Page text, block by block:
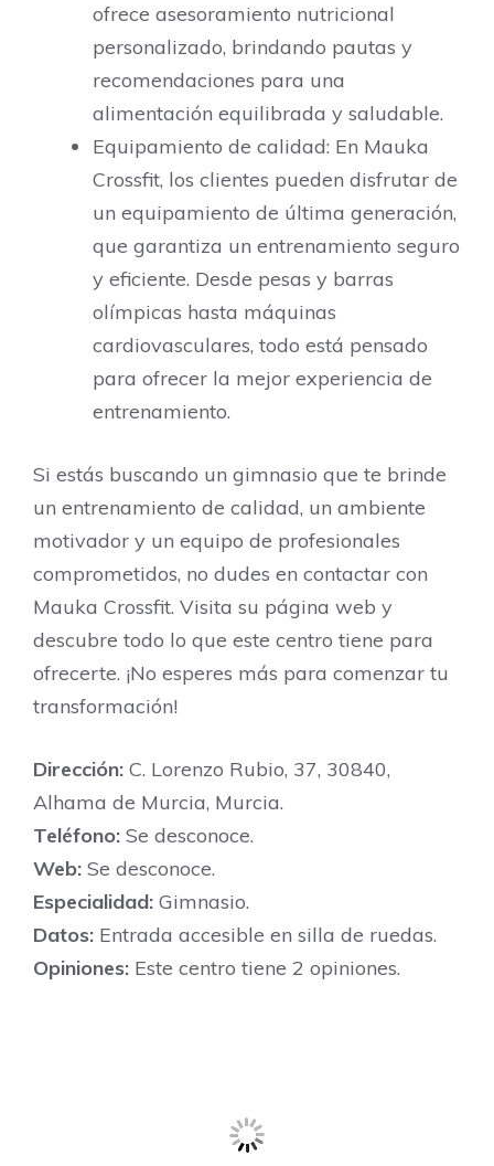
ofrece asesoramiento nutricional
personalizado, brindando pautas y
recomendaciones para una
alimentación equilibrada y saludable.
Equipamiento de calidad: En Mauka
Crossfit, los clientes pueden disfrutar de
un equipamiento de última generación,
que garantiza un entrenamiento seguro
y eficiente. Desde pesas y barras
olímpicas hasta máquinas
cardiovasculares, todo está pensado
para ofrecer la mejor experiencia de
entrenamiento.
Si estás buscando un gimnasio que te brinde
un entrenamiento de calidad, un ambiente
motivador y un equipo de profesionales
comprometidos, no dudes en contactar con
Mauka Crossfit. Visita su página web y
descubre todo lo que este centro tiene para
ofrecerte. ¡No esperes más para comenzar tu
transformación!
Dirección: C. Lorenzo Rubio, 37, 30840,
Alhama de Murcia, Murcia.
Teléfono: Se desconoce.
Web: Se desconoce.
Especialidad: Gimnasio.
Datos: Entrada accesible en silla de ruedas.
Opiniones: Este centro tiene 2 opiniones.